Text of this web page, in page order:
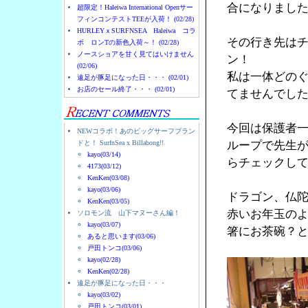
超限定！Haleiwa International Openサー
フィンコンテストTEEが入荷！ (02/28)
HURLEYｘSURFNSEA Haleiwa コラ
ボ ロンTの新色入荷～！ (02/28)
ノースショアを甘く見てはいけません
(02/06)
遠足が豚足になった日・・・ (02/01)
お店のセール終了・・・ (02/01)
NEWコラボ！あのビッグサーフブラン
ドと！ SurfnSea x Billabong!!
kayo(03/14)
4173(03/12)
KenKen(03/08)
kayo(03/06)
KenKen(03/05)
ソロモン流 山下マヌーさん編！
kayo(03/07)
あると思います(03/06)
戸田トンコ(03/06)
kayo(02/28)
KenKen(02/28)
遠足が豚足になった日・・・
kayo(03/02)
戸田トンコ(03/01)
合になりまし
その行き先は
ン！
私は一体どの
てませんでし
今回は保護者
ループで先生
らチェックし
ドラゴン、仏
赤いお年玉の
箸にお茶碗？